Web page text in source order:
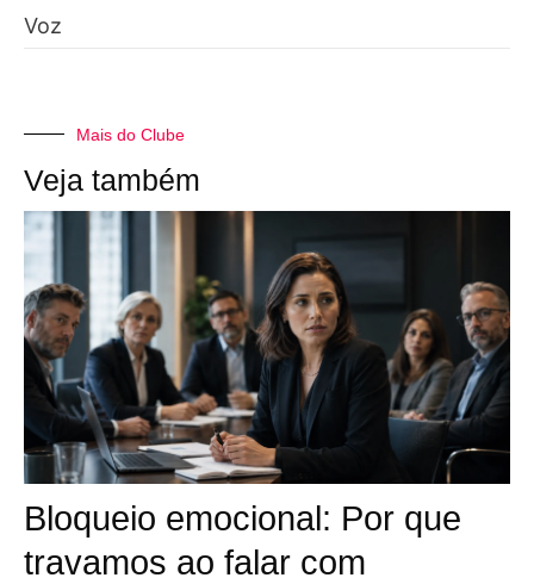
Voz
Mais do Clube
Veja também
Bloqueio emocional: Por que
travamos ao falar com